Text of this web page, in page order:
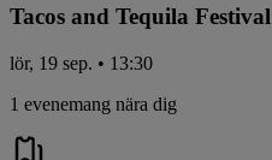
Tacos and Tequila Festival
lör, 19 sep. • 13:30
1 evenemang nära dig